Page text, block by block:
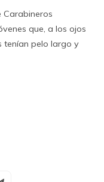
Carabineros
que, a los ojos
tenían pelo largo y